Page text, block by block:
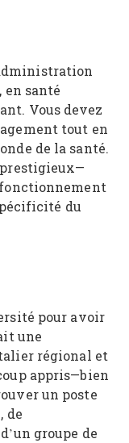
en santé
Vous devez
tout en
de la santé.
prestigieux—
du
pour avoir
une
régional et
appris—bien
un poste
de
groupe de